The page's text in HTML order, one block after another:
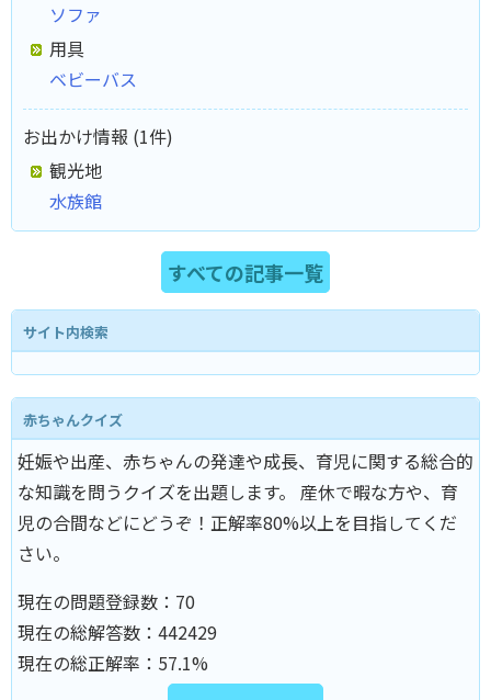
ソファ
用具
ベビーバス
お出かけ情報 (1件)
観光地
水族館
すべての記事一覧
サイト内検索
赤ちゃんクイズ
妊娠や出産、赤ちゃんの発達や成長、育児に関する総合的
な知識を問うクイズを出題します。 産休で暇な方や、育
児の合間などにどうぞ！正解率80%以上を目指してくだ
さい。
現在の問題登録数： 70
現在の総解答数： 442429
現在の総正解率： 57.1%